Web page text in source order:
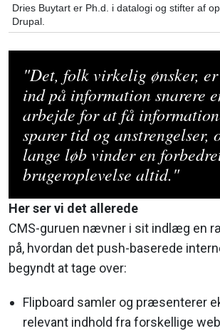
Dries Buytart er Ph.d. i datalogi og stifter af
Drupal.
"Det, folk virkelig ønsker, er
ind på information snarere
arbejde for at få
sparer tid og anstrengelser,
lange løb vinder en
brugeroplevelse altid."
Her ser vi det allerede
CMS-guruen nævner i sit indlæg en
på, hvordan det push-baserede
begyndt at tage over:
Flipboard samler og præsenterer
relevant indhold fra forskellige